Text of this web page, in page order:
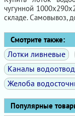
чугунной
складе. Самовывоз,
Смотрите также:
Лотки ливневые
Каналы
Желоба
Популярные